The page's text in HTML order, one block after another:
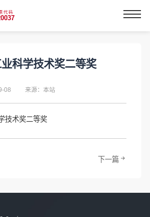
代码
科学技术奖二等奖
08 来源：本站
技术奖二等奖
下一篇